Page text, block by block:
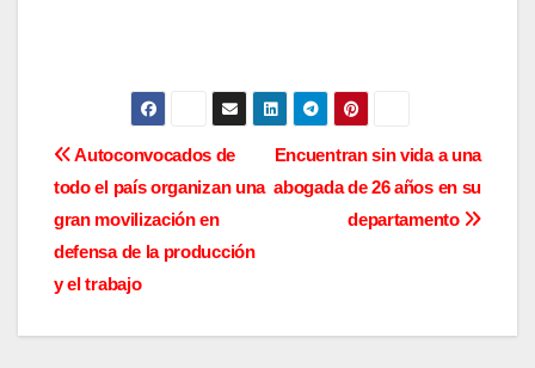
N
a
v
e
Encuentran sin vida a una
abogada de 26 años en su
departamento
Autoconvocados de
todo el país organizan una
gran movilización en
defensa de la producción
y el trabajo